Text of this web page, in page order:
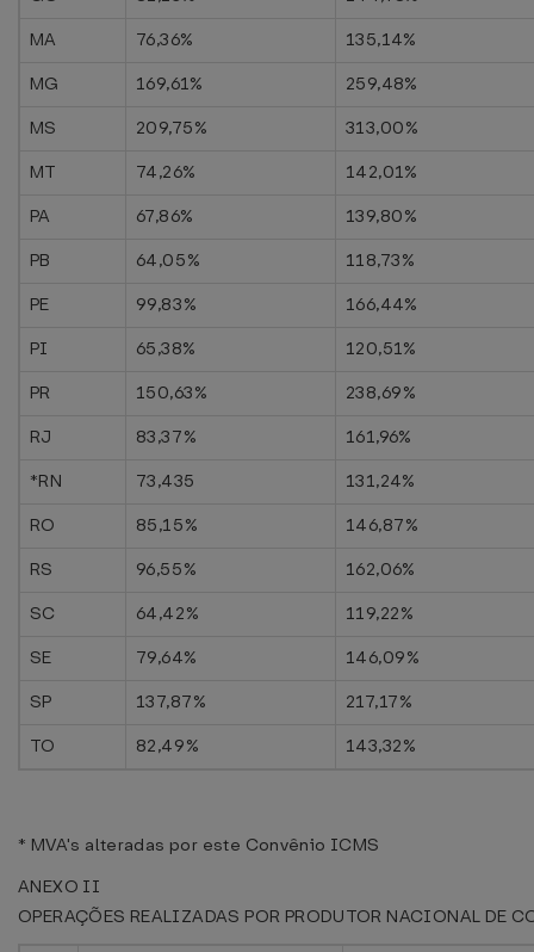
MA
76,36%
135,14%
MG
169,61%
259,48%
MS
209,75%
313,00%
MT
74,26%
142,01%
PA
67,86%
139,80%
PB
64,05%
118,73%
PE
99,83%
166,44%
PI
65,38%
120,51%
PR
150,63%
238,69%
RJ
83,37%
161,96%
*RN
73,435
131,24%
RO
85,15%
146,87%
RS
96,55%
162,06%
SC
64,42%
119,22%
SE
79,64%
146,09%
SP
137,87%
217,17%
TO
82,49% 143,32%
* MVA's alteradas por este Convênio ICMS
ANEXO II
OPERAÇÕES REALIZADAS POR PRODUTOR NACIONAL DE